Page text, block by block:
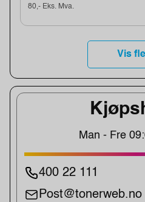
Man - Fre
400 22 111
Post@tonerweb.no
80,- Eks. Mva.
Vis